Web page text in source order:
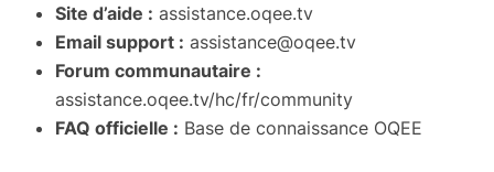
Site d’aide : assistance.oqee.tv
Email support : assistance@oqee.tv
Forum communautaire :
assistance.oqee.tv/hc/fr/community
FAQ officielle : Base de connaissance OQEE